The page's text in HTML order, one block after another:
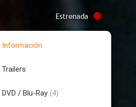
Estrenada
Información
Trailers
DVD / Blu-Ray (4)